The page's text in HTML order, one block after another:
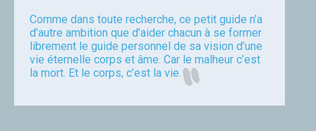
Comme dans toute recherche, ce petit guide n’a
d’autre ambition que d’aider chacun à se former
librement le guide personnel de sa vision d’une
vie éternelle corps et âme. Car le malheur c’est
la mort. Et le corps, c’est la vie.